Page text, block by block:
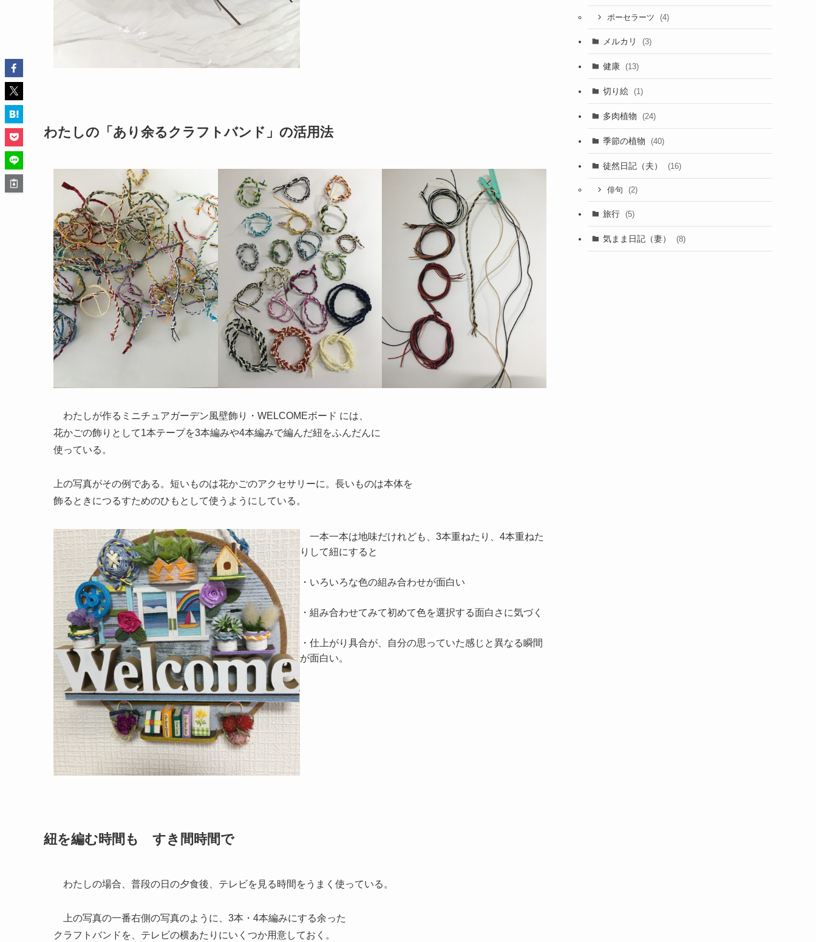
わたしの「あり余るクラフトバンド」の活用法
わたしが作る ミニチュアガーデン風壁飾り・WELCOMEボード には、
花かごの飾りとして1本テープを3本編みや4本編みで編んだ紐をふんだんに
使っている。
上の写真がその例である。短いものは花かごのアクセサリーに。長いものは本体を
飾るときにつるすためのひもとして使うようにしている。
一本一本は地味だけれども、3本重ねたり、4本重ねた
りして紐にすると
・いろいろな色の組み合わせが面白い
・組み合わせてみて初めて色を選択する面白さに気づく
・仕上がり具合が、自分の思っていた感じと異なる瞬間
が面白い。
紐を編む時間も すき間時間で
わたしの場合、普段の日の夕食後、テレビを見る時間をうまく使っている。
上の写真の一番右側の写真のように、 3本・4本編みにする余った
クラフトバンドを、テレビの横あたりにいくつか用意しておく 。
ポーセラーツ (4)
メルカリ (3)
健康 (13)
切り絵 (1)
多肉植物 (24)
季節の植物 (40)
徒然日記（夫） (16)
俳句 (2)
旅行 (5)
気まま日記（妻） (8)